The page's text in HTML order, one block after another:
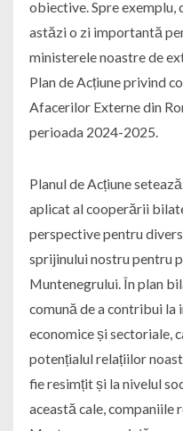
obiective. Spre exemplu,
astăzi o zi importantă
ministerele noastre de
Plan de Acțiune privind
Afacerilor Externe din
perioada 2024-2025.
Planul de Acțiune
aplicat al cooperării
perspective pentru
sprijinului nostru pentru
Muntenegrului. În plan
comună de a contribui
economice și sectoriale,
potențialul relațiilor
fie resimțit și la nivelul
această cale, companiile